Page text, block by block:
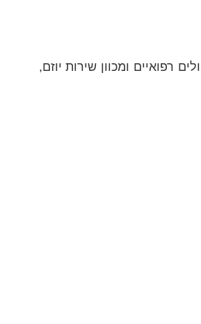
רפואיים ומכוון שירות יוזם,